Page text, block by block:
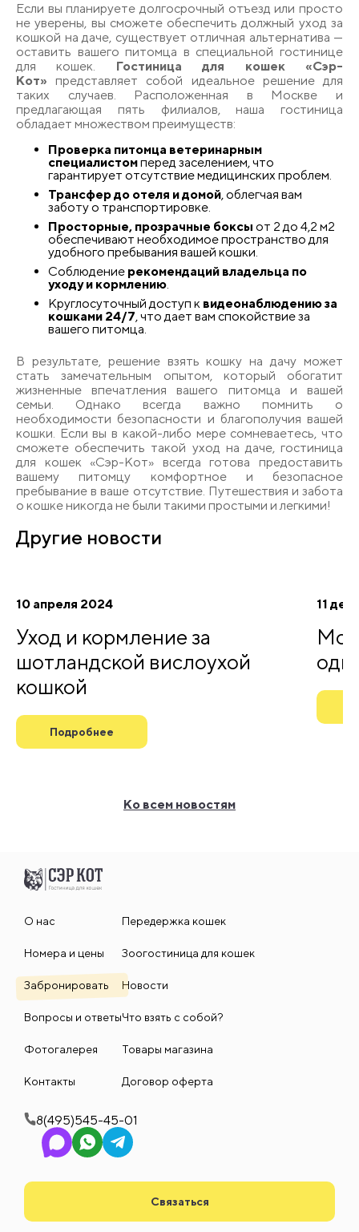
Если вы планируете долгосрочный отъезд или просто
не уверены, вы сможете обеспечить должный уход за
кошкой на даче, существует отличная альтернатива —
оставить вашего питомца в специальной гостинице
для кошек. Гостиница для кошек «Сэр-
Кот» представляет собой идеальное решение для
таких случаев. Расположенная в Москве и
предлагающая пять филиалов, наша гостиница
обладает множеством преимуществ:
Проверка питомца ветеринарным
специалистомперед заселением, что
гарантирует отсутствие медицинских проблем.
Трансфер до отеля и домой, облегчая вам
заботу о транспортировке.
Просторные, прозрачные боксы от 2 до 4,2 м2
обеспечивают необходимое пространство для
удобного пребывания вашей кошки.
Соблюдение рекомендаций владельца по
уходу и кормлению.
Круглосуточный доступ к видеонаблюдению за
кошками 24/7, что дает вам спокойствие за
вашего питомца.
В результате, решение взять кошку на дачу может
стать замечательным опытом, который обогатит
жизненные впечатления вашего питомца и вашей
семьи. Однако всегда важно помнить о
необходимости безопасности и благополучия вашей
кошки. Если вы в какой-либо мере сомневаетесь, что
сможете обеспечить такой уход на даче, гостиница
для кошек «Сэр-Кот» всегда готова предоставить
вашему питомцу комфортное и безопасное
пребывание в ваше отсутствие. Путешествия и забота
о кошке никогда не были такими простыми и легкими!
Другие новости
10 апреля 2024
Уход и кормление за
шотландской вислоухой
кошкой
Подробнее
11
Ко всем новостям
О нас
Номера и цены
Забронировать
Вопросы и ответы
Фотогалерея
Контакты
Передержка кошек
Зоогостиница для кошек
Новости
Что взять с собой?
Товары магазина
Договор оферта
8(495)545-45-01
Связаться